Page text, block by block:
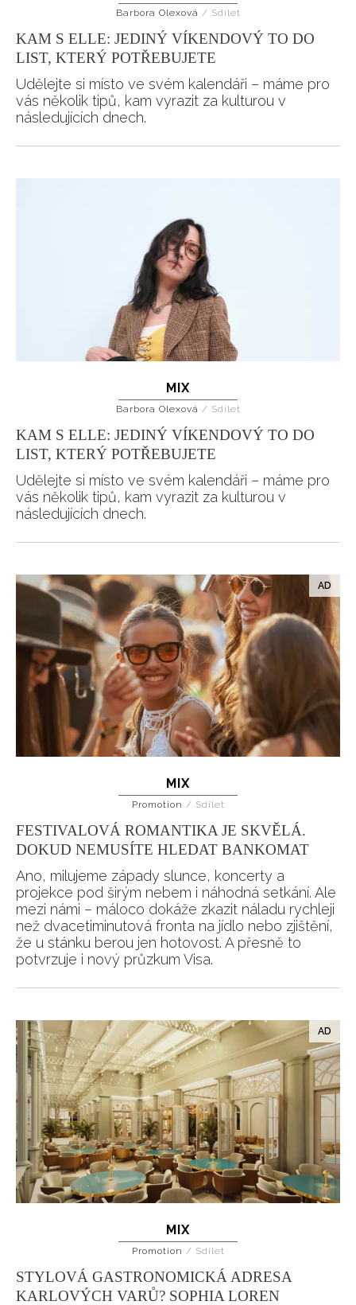
Barbora Olexová / Sdílet
KAM S ELLE: JEDINÝ VÍKENDOVÝ TO DO
LIST, KTERÝ POTŘEBUJETE
Udělejte si místo ve svém kalendáři – máme pro
vás několik tipů, kam vyrazit za kulturou v
následujících dnech.
MIX
Barbora Olexová / Sdílet
KAM S ELLE: JEDINÝ VÍKENDOVÝ TO DO
LIST, KTERÝ POTŘEBUJETE
Udělejte si místo ve svém kalendáři – máme pro
vás několik tipů, kam vyrazit za kulturou v
následujících dnech.
MIX
Promotion / Sdílet
FESTIVALOVÁ ROMANTIKA JE SKVĚLÁ.
DOKUD NEMUSÍTE HLEDAT BANKOMAT
Ano, milujeme západy slunce, koncerty a
projekce pod širým nebem i náhodná setkání. Ale
mezi námi – máloco dokáže zkazit náladu rychleji
než dvacetiminutová fronta na jídlo nebo zjištění,
že u stánku berou jen hotovost. A přesně to
potvrzuje i nový průzkum Visa.
MIX
Promotion / Sdílet
STYLOVÁ GASTRONOMICKÁ ADRESA
KARLOVÝCH VARŮ? SOPHIA LOREN